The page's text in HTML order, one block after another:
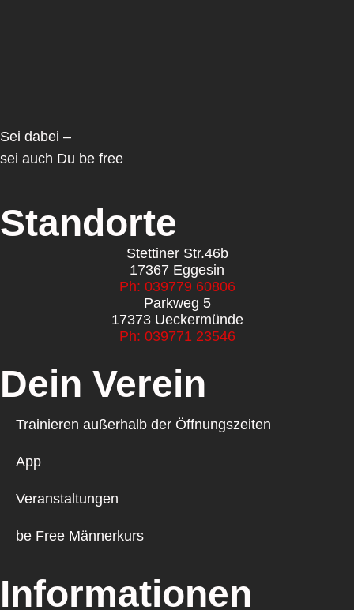
Sei dabei –
sei auch Du be free
Standorte
Stettiner Str.46b
17367 Eggesin
Ph: 039779 60806
Parkweg 5
17373 Ueckermünde
Ph: 039771 23546
Dein Verein
Trainieren außerhalb der Öffnungszeiten
App
Veranstaltungen
be Free Männerkurs
Informationen